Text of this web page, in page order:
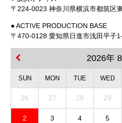
〒224-0023 神奈川県横浜市都筑区
● ACTIVE PRODUCTION BASE
〒470-0128 愛知県日進市浅田平子
2026年 8
SUN MON TUE WED
26 27 28 29
2 3 4 5